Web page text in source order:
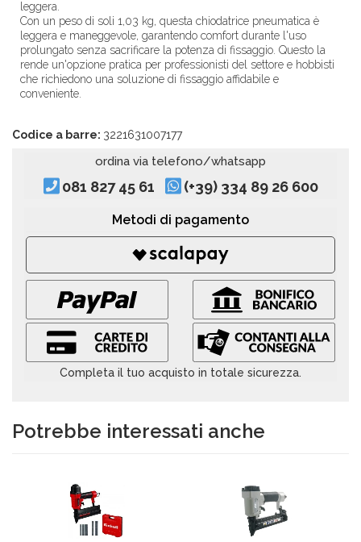
leggera.
Con un peso di soli 1,03 kg, questa chiodatrice pneumatica è
leggera e maneggevole, garantendo comfort durante l'uso
prolungato senza sacrificare la potenza di fissaggio. Questo la
rende un'opzione pratica per professionisti del settore e hobbisti
che richiedono una soluzione di fissaggio affidabile e
conveniente.
Codice a barre: 3221631007177
ordina via telefono/whatsapp
081 827 45 61 (+39) 334 89 26 600
Metodi di pagamento
Completa il tuo acquisto in totale sicurezza.
Potrebbe interessati anche